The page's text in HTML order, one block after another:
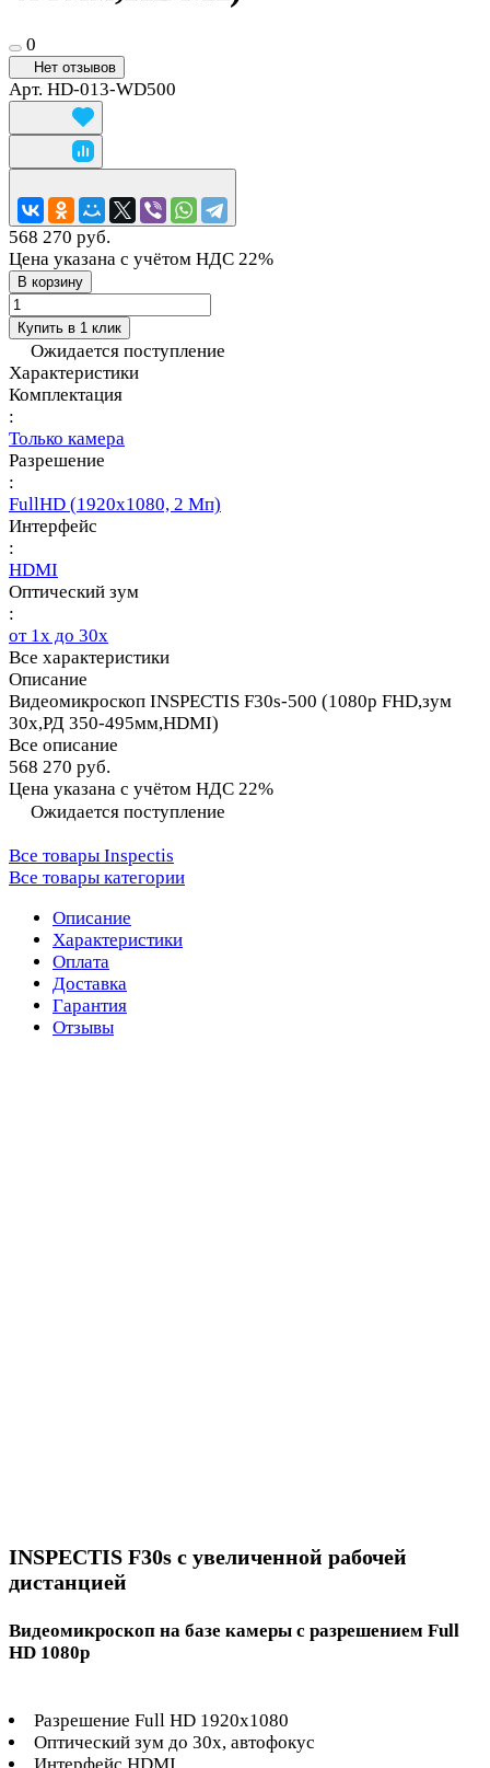
0
Нет отзывов
Арт. HD-013-WD500
568 270 руб.
Цена указана с учётом НДС 22%
В корзину
Купить в 1 клик
Ожидается поступление
Характеристики
Комплектация
:
Только камера
Разрешение
:
FullHD (1920х1080, 2 Мп)
Интерфейс
:
HDMI
Оптический зум
:
от 1х до 30х
Все характеристики
Описание
Видеомикроскоп INSPECTIS F30s-500 (1080p FHD,зум
30x,РД 350-495мм,HDMI)
Все описание
568 270 руб.
Цена указана с учётом НДС 22%
Ожидается поступление
Все товары Inspectis
Все товары категории
Описание
Характеристики
Оплата
Доставка
Гарантия
Отзывы
INSPECTIS F30s с увеличенной рабочей
дистанцией
Видеомикроскоп на базе камеры с разрешением Full
HD 1080p
Разрешение Full HD 1920х1080
Оптический зум до 30х, автофокус